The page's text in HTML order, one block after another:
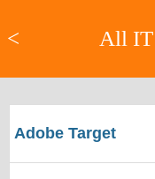
< All
Adobe Target